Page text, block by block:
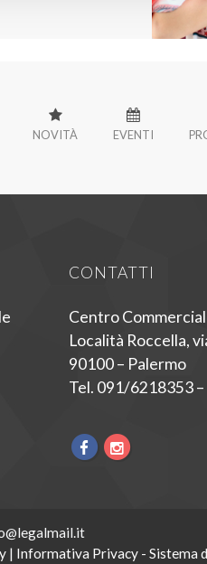
NOVITÀ EVENTI
CONTATTI
Centro
Località Roccella,
90100 – Palermo
Tel. 091/6218353
| Informativa Privacy - Sistema